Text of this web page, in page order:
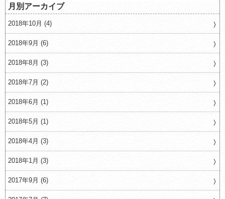
月別アーカイブ
2018年10月 (4)
2018年9月 (6)
2018年8月 (3)
2018年7月 (2)
2018年6月 (1)
2018年5月 (1)
2018年4月 (3)
2018年1月 (3)
2017年9月 (6)